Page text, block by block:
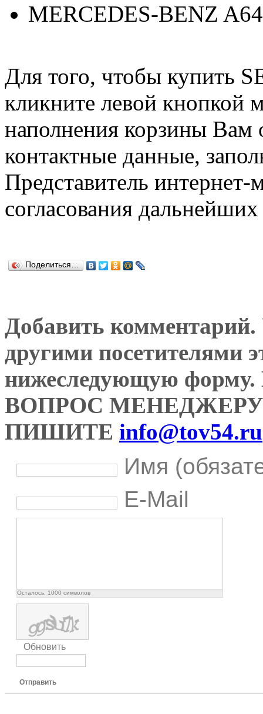
MERCEDES-BENZ
Для того, чтобы купить
кликните левой
наполнения корзины Вам
контактные данные,
Представитель
согласования
Поделиться…
Добавить комментарий.
другими посетителями
нижеследующую
ВОПРОС
ПИШИТЕ info@tov54.ru
Имя
E-Mail
Осталось: 1000 символов
Обновить
Отправить